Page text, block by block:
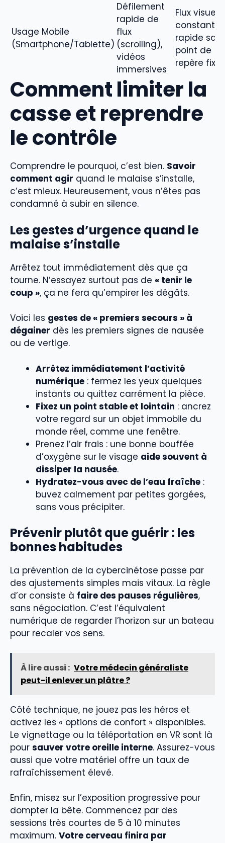
Usage Mobile
(Smartphone/Tablette)
Défilement
rapide de
flux
(scrolling),
vidéos
immersives
Flux visuel
constant
rapide
point de
repère fixe
Comment limiter la
casse et reprendre
le contrôle
Comprendre le pourquoi, c’est bien. Savoir
comment agir quand le malaise s’installe,
c’est mieux. Heureusement, vous n’êtes pas
condamné à subir en silence.
Les gestes d’urgence quand le
malaise s’installe
Arrêtez tout immédiatement dès que ça
tourne. N’essayez surtout pas de « tenir le
coup », ça ne fera qu’empirer les dégâts.
Voici les gestes de « premiers secours » à
dégainer dès les premiers signes de nausée
ou de vertige.
Arrêtez immédiatement l’activité
numérique : fermez les yeux quelques
instants ou quittez carrément la pièce.
Fixez un point stable et lointain : ancrez
votre regard sur un objet immobile du
monde réel, comme une fenêtre.
Prenez l’air frais : une bonne bouffée
d’oxygène sur le visage aide souvent à
dissiper la nausée.
Hydratez-vous avec de l’eau fraîche :
buvez calmement par petites gorgées,
sans vous précipiter.
Prévenir plutôt que guérir : les
bonnes habitudes
La prévention de la cybercinétose passe par
des ajustements simples mais vitaux. La règle
d’or consiste à faire des pauses régulières,
sans négociation. C’est l’équivalent
numérique de regarder l’horizon sur un bateau
pour recaler vos sens.
À lire aussi : Votre médecin généraliste
peut-il enlever un plâtre ?
Côté technique, ne jouez pas les héros et
activez les « options de confort » disponibles.
Le vignettage ou la téléportation en VR sont là
pour sauver votre oreille interne. Assurez-vous
aussi que votre matériel offre un taux de
rafraîchissement élevé.
Enfin, misez sur l’exposition progressive pour
dompter la bête. Commencez par des
sessions très courtes de 5 à 10 minutes
maximum. Votre cerveau finira par